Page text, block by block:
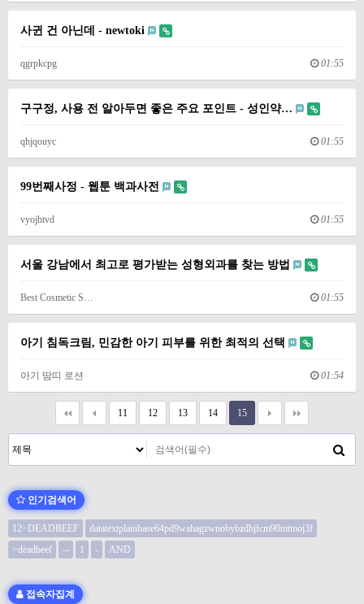
사귄 건 아닌데 - newtoki
qgrpkcpg 01:55
구구정, 사용 전 알아두면 좋은 주요 포인트 - 성인약…
qhjqouyc 01:55
99번째사정 - 웹툰 백과사전
vyojhtvd 01:55
서울 강남에서 최고로 평가받는 성형외과를 찾는 방법
Best Cosmetic S… 01:55
아기 침독크림, 민감한 아기 피부를 위한 최적의 선택
아기 땀띠 로션 01:54
11 12 13 14 15
인기검색어
12>DEADBEEF
datatextplainbase64pd9wahagzwnobybzdhjfcm90mtmoj3f
>deadbeef
-- 1 - AND
접속자집계